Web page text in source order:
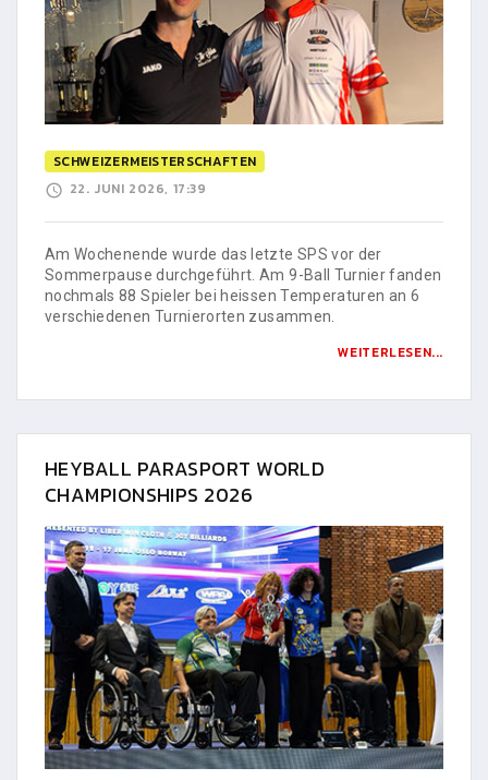
SCHWEIZERMEISTERSCHAFTEN
22. JUNI 2026, 17:39
Am Wochenende wurde das letzte SPS vor der
Sommerpause durchgeführt. Am 9-Ball Turnier fanden
nochmals 88 Spieler bei heissen Temperaturen an 6
verschiedenen Turnierorten zusammen.
WEITERLESEN...
HEYBALL PARASPORT WORLD
CHAMPIONSHIPS 2026